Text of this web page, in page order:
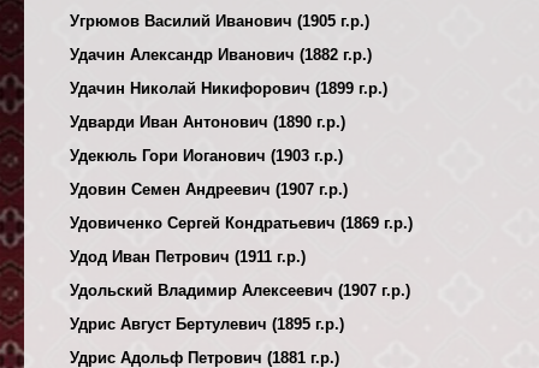
Угрюмов Василий Иванович (1905 г.р.)
Удачин Александр Иванович (1882 г.р.)
Удачин Николай Никифорович (1899 г.р.)
Удварди Иван Антонович (1890 г.р.)
Удекюль Гори Иоганович (1903 г.р.)
Удовин Семен Андреевич (1907 г.р.)
Удовиченко Сергей Кондратьевич (1869 г.р.)
Удод Иван Петрович (1911 г.р.)
Удольский Владимир Алексеевич (1907 г.р.)
Удрис Август Бертулевич (1895 г.р.)
Удрис Адольф Петрович (1881 г.р.)